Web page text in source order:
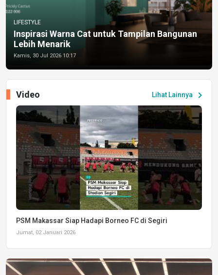
LIFESTYLE
Inspirasi Warna Cat untuk Tampilan Bangunan
Lebih Menarik
Kamis, 30 Jul 2026 10:17
Lihat Lainnya chevron_right
Video
PSM Makassar Siap Hadapi Borneo FC di Segiri
Jumat, 02 Januari 2026